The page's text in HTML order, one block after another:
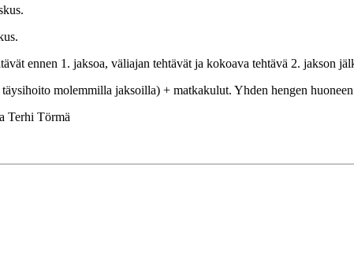
ennen 1. jaksoa, väliajan tehtävät ja kokoava tehtävä 2. jakson
molemmilla jaksoilla) + matkakulut. Yhden hengen
Terhi Törmä